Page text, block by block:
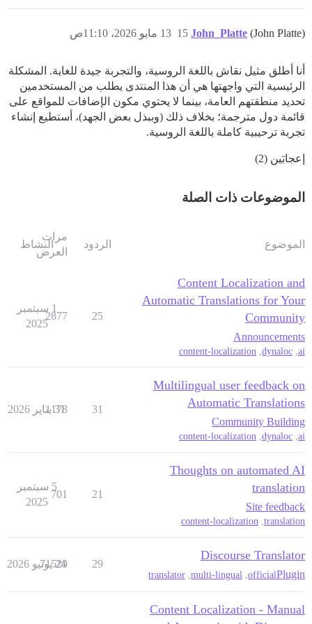
John_Platte (John Platte) 13 مايو 2026، 11:10ص 15
أنا أطلق مثيل نقاش باللغة الروسية، والتجربة جيدة للغاية. المشكلة
الرئيسية التي واجهتها هي أن هذا المنتدى يطلب من المستخدمين
تحديد منطقتهم العامة، بينما لا يحتوي مكون الإضافات للمواقع على
قائمة دول مترجمة؛ بخلاف ذلك (وببذل بعض الجهد)، أستطيع إنشاء
تجربة ترحيبية كاملة باللغة الروسية.
إعجابَين (2)
الموضوعات ذات الصلة
الموضوع الردود
مرات
العرض
النشاط
Content Localization and
Automatic Translations for Your
Community
Announcements
ai
,
dynaloc
,
content-localization
25
2877
1 سبتمبر
2025
Multilingual user feedback on
Automatic Translations
Community Building
ai
,
dynaloc
,
content-localization
31
1178
31 يناير 2026
Thoughts on automated AI
translation
Site feedback
translation
,
content-localization
21
701
5 سبتمبر
2025
Discourse Translator
Plugin
official
multi-lingual
translator
29
71529
24 يونيو 2026
Content Localization - Manual